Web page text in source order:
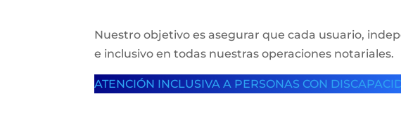
Nuestro objetivo es asegurar que cada usuario,
e inclusivo en todas nuestras operaciones notariales.
ATENCIÓN INCLUSIVA A PERSONAS CON